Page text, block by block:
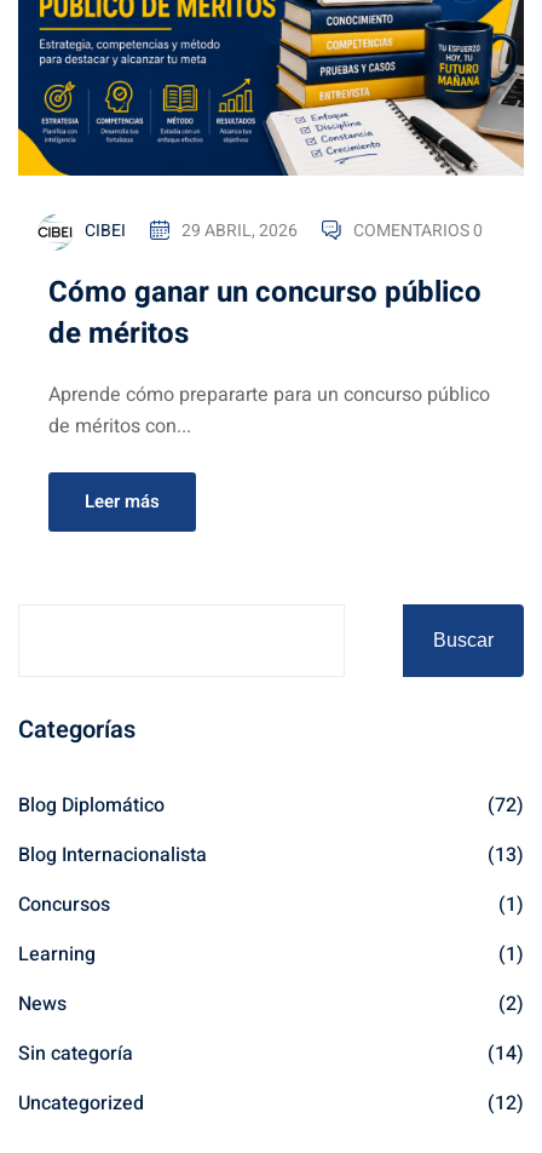
formacion
¿Sueñas
con ser
diplomático
de
FAQs
CIBEI 29 ABRIL, 2026 COMENTARIOS 0
Cómo ganar un concurso público
de méritos
Aprende cómo prepararte para un concurso público
de méritos con...
Leer más
Buscar
Categorías
Blog Diplomático
(72)
Blog Internacionalista
(13)
Concursos
(1)
Learning
(1)
News
(2)
Sin categoría
(14)
Uncategorized
(12)